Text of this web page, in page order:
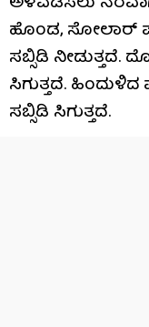
ಹೊಂಡ, ಸೋಲಾರ್
ಸಬ್ಸಿಡಿ ನೀಡುತ್ತದೆ.
ಸಿಗುತ್ತದೆ. ಹಿಂದುಳಿದ
ಸಬ್ಸಿಡಿ ಸಿಗುತ್ತದೆ.